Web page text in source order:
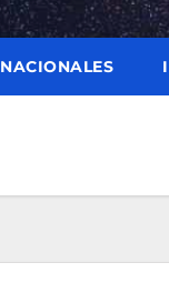
NACIONALES